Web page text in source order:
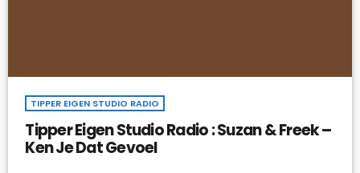
TIPPER EIGEN STUDIO RADIO
Tipper Eigen Studio Radio : Suzan & Freek –
Ken Je Dat Gevoel